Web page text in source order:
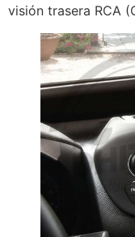
visión trasera RCA